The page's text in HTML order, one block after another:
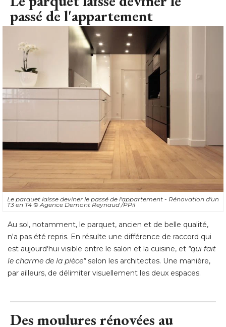
passé de l'appartement
Le parquet laisse deviner le passé de l'appartement - Rénovation d'un
T3 en T4 © Agence Demont Reynaud /PPil
Au sol, notamment, le parquet, ancien et de belle qualité,
n'a pas été repris. En résulte une différence de raccord qui
est aujourd'hui visible entre le salon et la cuisine, et "qui fait
le charme de la pièce" selon les architectes. Une manière,
par ailleurs, de délimiter visuellement les deux espaces.
Des moulures rénovées au